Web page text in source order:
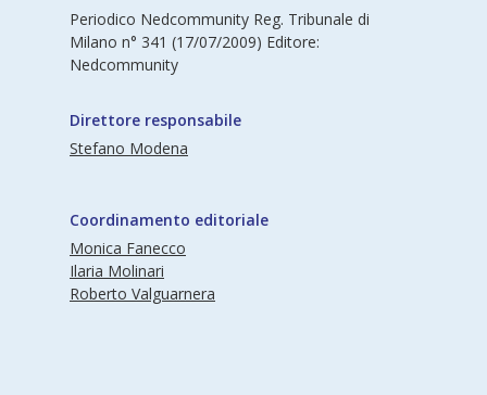
Periodico Nedcommunity Reg. Tribunale di
Milano n° 341 (17/07/2009) Editore:
Nedcommunity
Direttore responsabile
Stefano Modena
Coordinamento editoriale
Monica Fanecco
Ilaria Molinari
Roberto Valguarnera